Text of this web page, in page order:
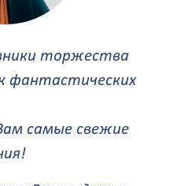
торжества
фантастических
самые свежие